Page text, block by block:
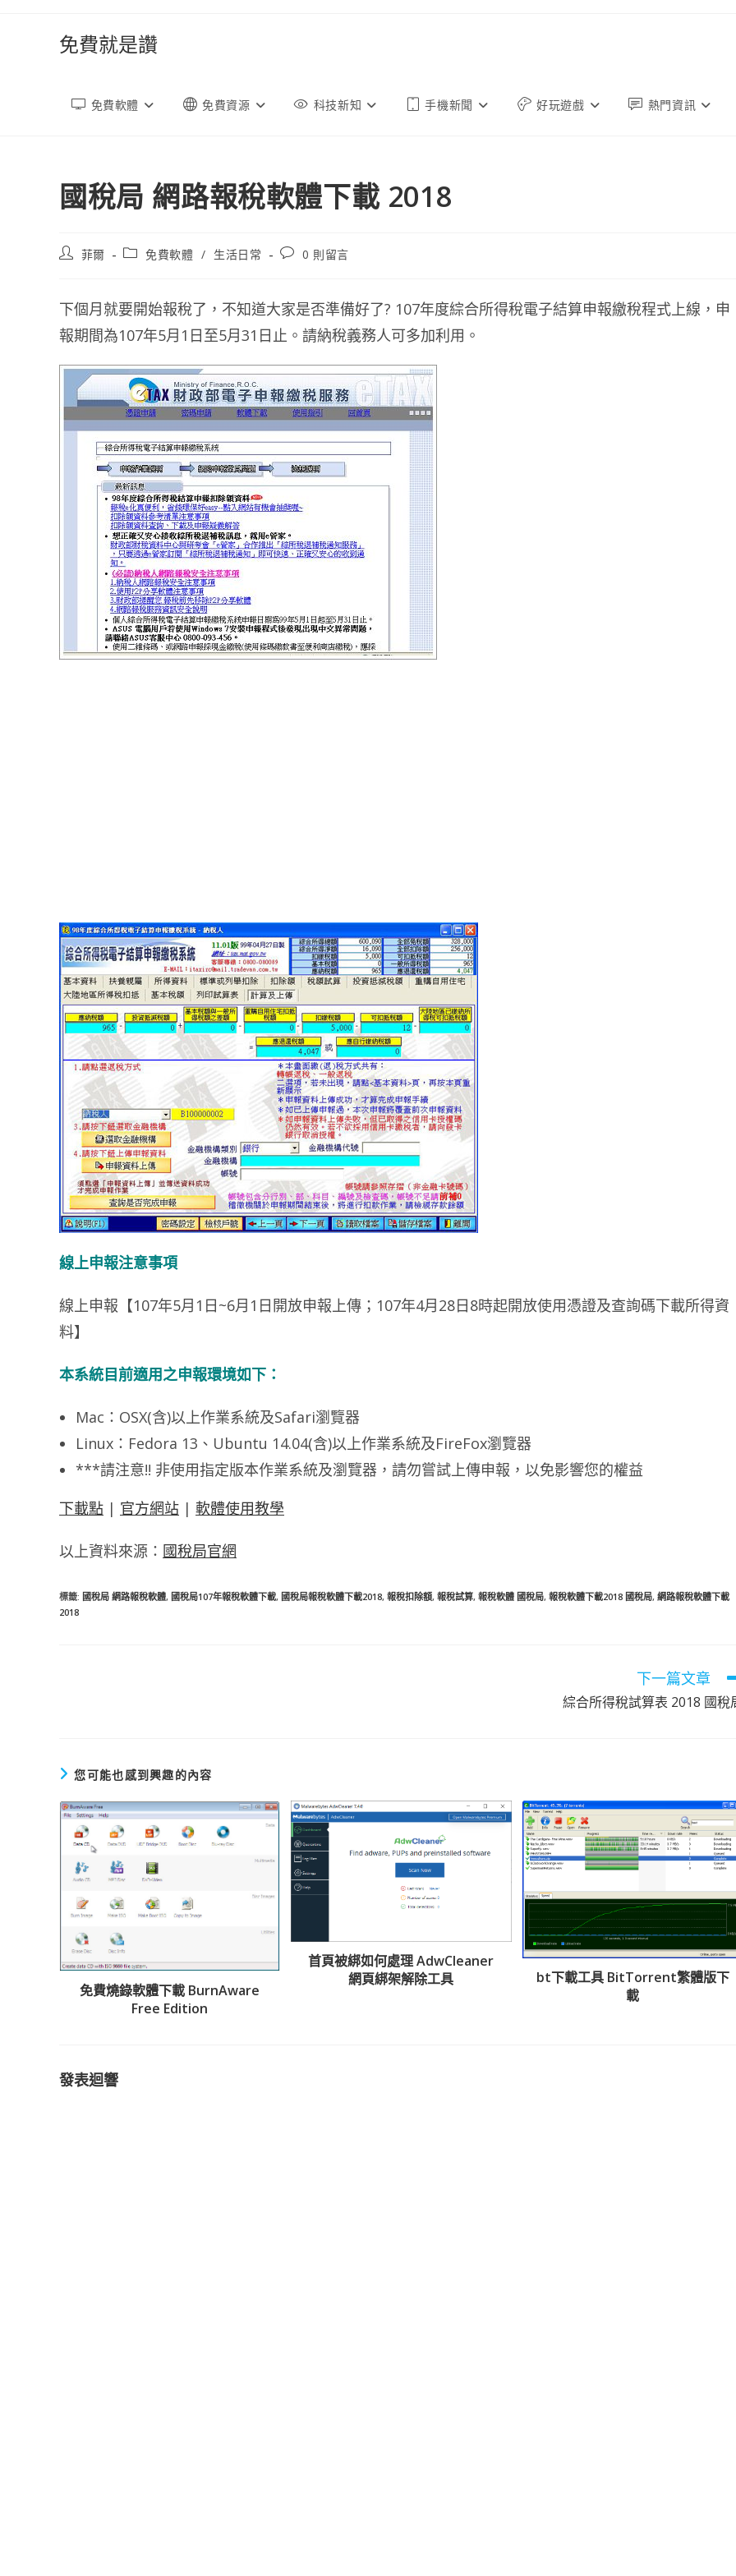
免費就是讚
免費軟體 免費資源 科技新知 手機新聞 好玩遊戲 熱門資訊
國稅局 網路報稅軟體下載 2018
文
者:
菲爾
文
別:
免費軟體 / 生活日常
文
論：
0 則留言
下個月就要開始報稅了，不知道大家是否準備好了? 107年度綜合所得稅電子結算申報繳稅程式上線，申
報期間為107年5月1日至5月31日止。請納稅義務人可多加利用。
線上申報注意事項
線上申報【107年5月1日~6月1日開放申報上傳；107年4月28日8時起開放使用憑證及查詢碼下載所得資
料】
本系統目前適用之申報環境如下：
Mac：OSX(含)以上作業系統及Safari瀏覽器
Linux：Fedora 13、Ubuntu 14.04(含)以上作業系統及FireFox瀏覽器
***請注意!! 非使用指定版本作業系統及瀏覽器，請勿嘗試上傳申報，以免影響您的權益
下載點 | 官方網站 | 軟體使用教學
以上資料來源： 國稅局官網
標籤: 國稅局 網路報稅軟體, 國稅局107年報稅軟體下載, 國稅局報稅軟體下載2018, 報稅扣除額, 報稅試算, 報稅軟體 國稅局, 報稅軟體下載2018 國稅局, 網路報稅軟體下載
2018
下一篇文章
綜合所得稅試算表 2018 國稅
您可能也感到興趣的內容
免費燒錄軟體下載 BurnAware
Free Edition
首頁被綁如何處理 AdwCleaner
網頁綁架解除工具
bt下載工具 BitTorrent繁體版下
載
發表迴響